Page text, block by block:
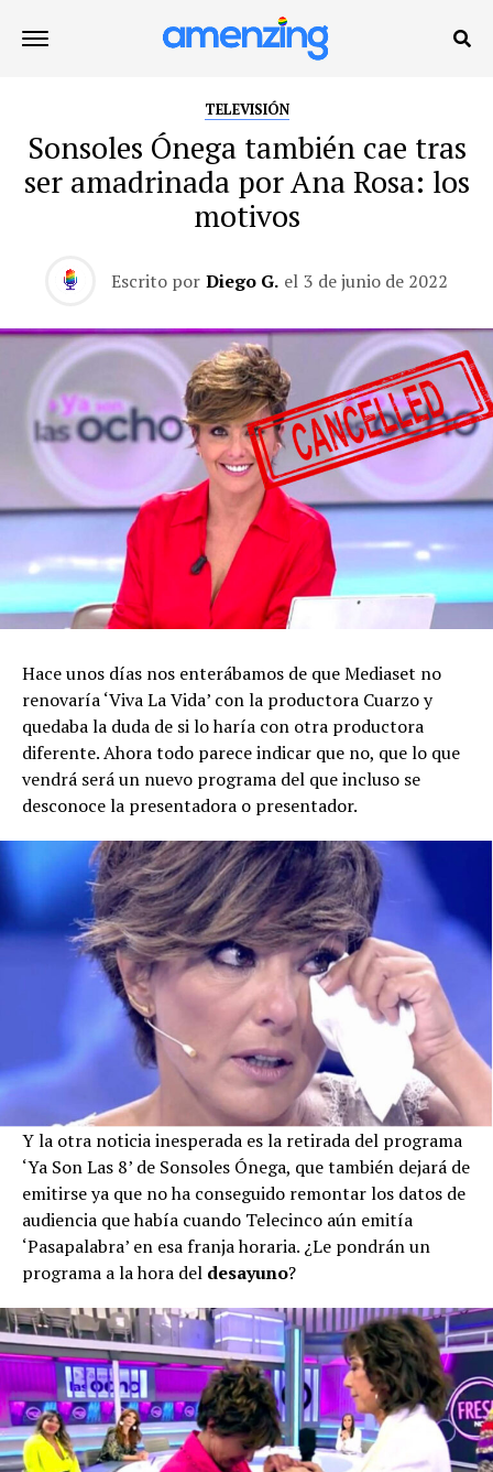
TELEVISIÓN
Sonsoles Ónega también cae tras
ser amadrinada por Ana Rosa: los
motivos
Escrito por Diego G. el 3 de junio de 2022
Hace unos días nos enterábamos de que Mediaset no
renovaría ‘Viva La Vida’ con la productora Cuarzo y
quedaba la duda de si lo haría con otra productora
diferente. Ahora todo parece indicar que no, que lo que
vendrá será un nuevo programa del que incluso se
desconoce la presentadora o presentador.
Y la otra noticia inesperada es la retirada del programa
‘Ya Son Las 8’ de Sonsoles Ónega, que también dejará de
emitirse ya que no ha conseguido remontar los datos de
audiencia que había cuando Telecinco aún emitía
‘Pasapalabra’ en esa franja horaria. ¿Le pondrán un
programa a la hora del desayuno?